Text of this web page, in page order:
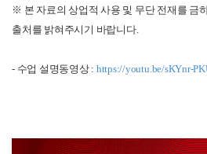
※ 본 자료의 상업적 사용 및 무단 전재를 금
출처를 밝혀주시기 바랍니다.
- 수업 설명동영상 : https://youtu.be/sKYnr-